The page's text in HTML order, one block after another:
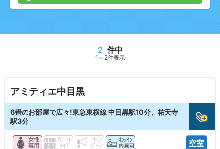
2 件中
1～2件表示
アミティエ中目黒
6畳のお部屋で広々!東急東横線 中目黒駅10分、祐天寺
駅3分
空室